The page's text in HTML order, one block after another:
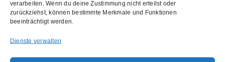
verarbeiten. Wenn du deine Zustimmung nicht erteilst oder
zurückziehst, können bestimmte Merkmale und Funktionen
beeinträchtigt werden.
Dienste verwalten